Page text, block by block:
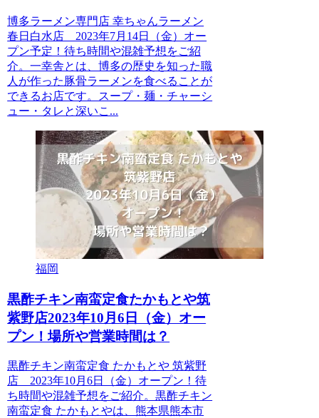
博多ラーメン専門店 幸ちゃんラーメン
春日白水店 2023年7月14日（金）オー
プン予定！待ち時間や混雑予想をご紹
介。一幸舎とは、博多の歴史を知った職
人が作った豚骨ラーメンを食べることが
できるお店です。スープ・麺・チャーシ
ュー・タレと深いこ...
福岡
黒酢チキン南蛮定食たかもとや筑
紫野店2023年10月6日（金）オー
プン！場所や営業時間は？
黒酢チキン南蛮定食 たかもとや 筑紫野
店 2023年10月6日（金）オープン！待
ち時間や混雑予想をご紹介。黒酢チキン
南蛮定食 たかもとやは、熊本県熊本市